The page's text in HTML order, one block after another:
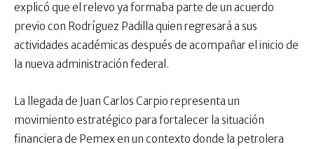
explicó que el relevo ya formaba parte de un acuerdo
previo con Rodríguez Padilla quien regresará a sus
actividades académicas después de acompañar el inicio de
la nueva administración federal.
La llegada de Juan Carlos Carpio representa un
movimiento estratégico para fortalecer la situación
financiera de Pemex en un contexto donde la petrolera